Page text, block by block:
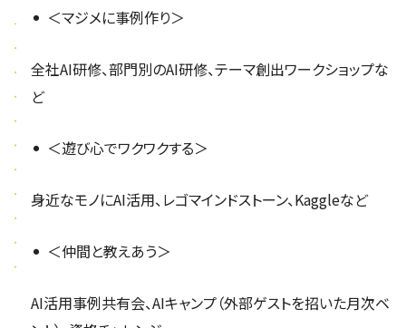
＜マジメに事例作り＞
全社AI研修、部門別のAI研修、テーマ創出ワークショップな
ど
＜遊び心でワクワクする＞
身近なモノにAI活用、レゴマインドストーン、Kaggleなど
＜仲間と教えあう＞
AI活用事例共有会、AIキャンプ（外部ゲストを招いた月次ベ